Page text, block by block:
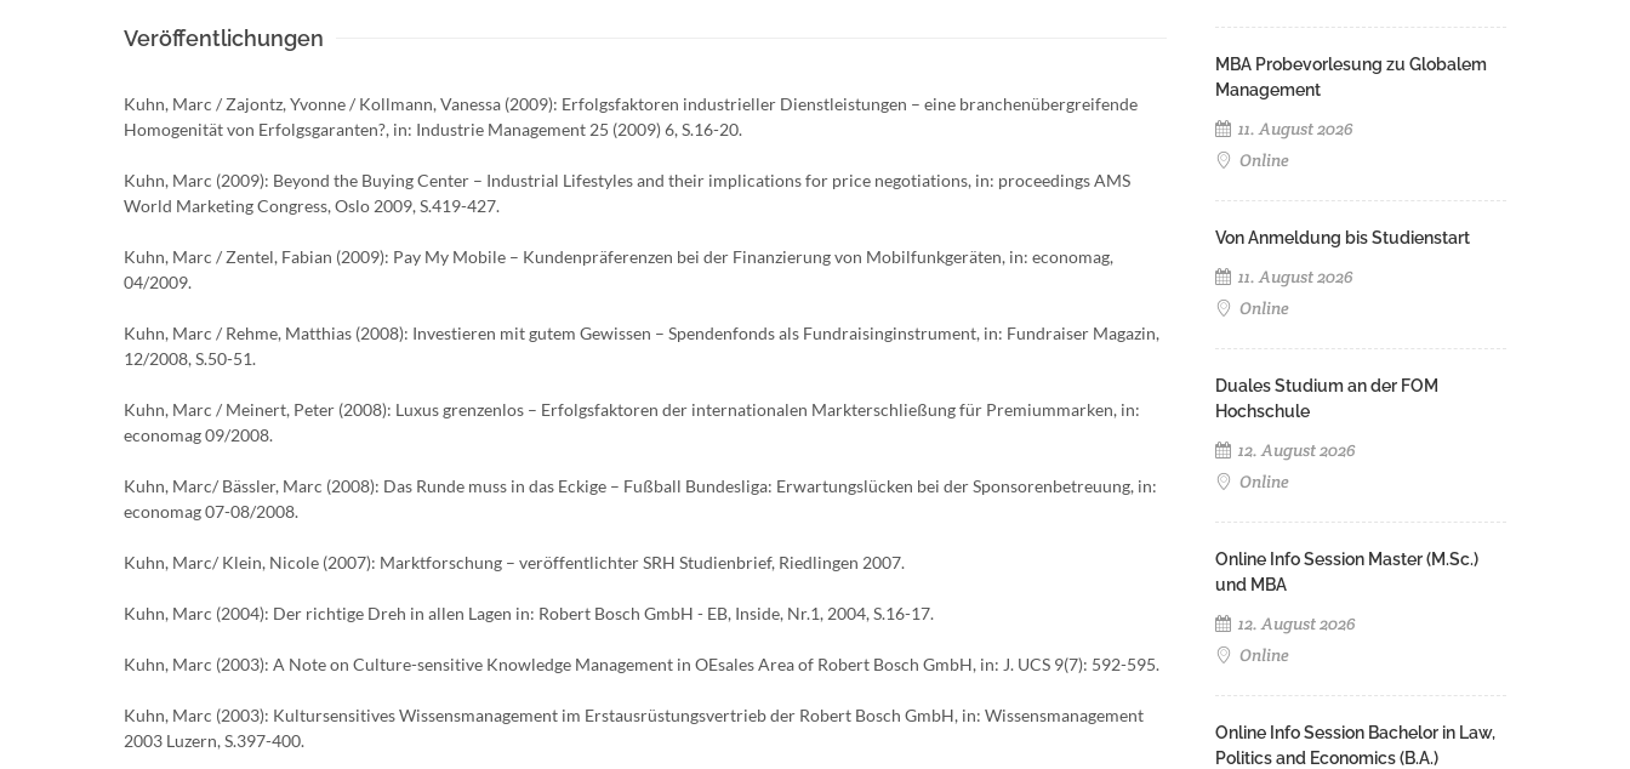
Veröffentlichungen
Kuhn, Marc / Zajontz, Yvonne / Kollmann, Vanessa (2009): Erfolgsfaktoren industrieller Dienstleistungen – eine branchenübergreifende
Homogenität von Erfolgsgaranten?, in: Industrie Management 25 (2009) 6, S.16-20.
Kuhn, Marc (2009): Beyond the Buying Center – Industrial Lifestyles and their implications for price negotiations, in: proceedings AMS
World Marketing Congress, Oslo 2009, S.419-427.
Kuhn, Marc / Zentel, Fabian (2009): Pay My Mobile – Kundenpräferenzen bei der Finanzierung von Mobilfunkgeräten, in: economag,
04/2009.
Kuhn, Marc / Rehme, Matthias (2008): Investieren mit gutem Gewissen – Spendenfonds als Fundraisinginstrument, in: Fundraiser Magazin,
12/2008, S.50-51.
Kuhn, Marc / Meinert, Peter (2008): Luxus grenzenlos – Erfolgsfaktoren der internationalen Markterschließung für Premiummarken, in:
economag 09/2008.
Kuhn, Marc/ Bässler, Marc (2008): Das Runde muss in das Eckige – Fußball Bundesliga: Erwartungslücken bei der Sponsorenbetreuung, in:
economag 07-08/2008.
Kuhn, Marc/ Klein, Nicole (2007): Marktforschung – veröffentlichter SRH Studienbrief, Riedlingen 2007.
Kuhn, Marc (2004): Der richtige Dreh in allen Lagen in: Robert Bosch GmbH - EB, Inside, Nr.1, 2004, S.16-17.
Kuhn, Marc (2003): A Note on Culture-sensitive Knowledge Management in OEsales Area of Robert Bosch GmbH, in: J. UCS 9(7): 592-595.
Kuhn, Marc (2003): Kultursensitives Wissensmanagement im Erstausrüstungsvertrieb der Robert Bosch GmbH, in: Wissensmanagement
2003 Luzern, S.397-400.
MBA Probevorlesung zu Globalem
Management
11. August 2026
Online
Von Anmeldung bis Studienstart
11. August 2026
Online
Duales Studium an der FOM
Hochschule
12. August 2026
Online
Online Info Session Master (M.Sc.)
und MBA
12. August 2026
Online
Online Info Session Bachelor in Law,
Politics and Economics (B.A.)